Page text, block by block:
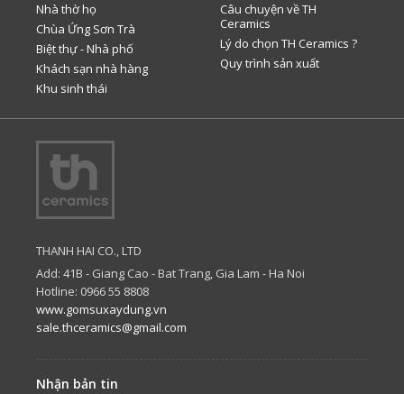
Nhà thờ họ
Chùa Ứng Sơn Trà
Biệt thự - Nhà phố
Khách sạn nhà hàng
Khu sinh thái
Câu chuyện về TH
Ceramics
Lý do chọn TH Ceramics ?
Quy trình sản xuất
THANH HAI CO., LTD
Add: 41B - Giang Cao - Bat Trang, Gia Lam - Ha Noi
Hotline: 0966 55 8808
www.gomsuxaydung.vn
sale.thceramics@gmail.com
Nhận bản tin